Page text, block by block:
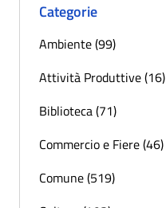
Categorie
Ambiente (99)
Attività Produttive (16)
Biblioteca (71)
Commercio e Fiere (46)
Comune (519)